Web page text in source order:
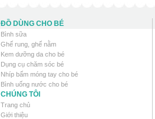
ĐỒ DÙNG CHO BÉ
Bình sữa
Ghế rung, ghế nằm
Kem dưỡng da cho bé
Dụng cụ chăm sóc bé
Nhíp bấm móng tay cho bé
Bình uống nước cho bé
CHÚNG TÔI
Trang chủ
Giới thiệu